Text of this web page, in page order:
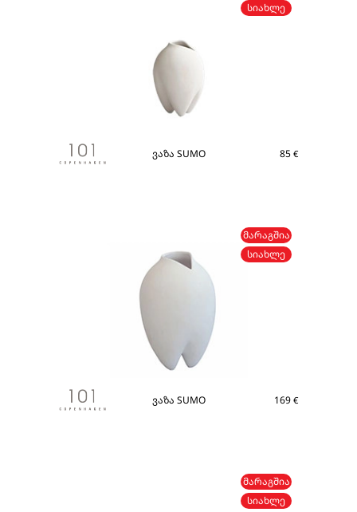
ᲡᲘᲐᲮᲚᲔ
ვაზა SUMO 85 €
ᲛᲐᲠᲐᲒᲨᲘᲐ
ᲡᲘᲐᲮᲚᲔ
ვაზა SUMO 169 €
ᲛᲐᲠᲐᲒᲨᲘᲐ
ᲡᲘᲐᲮᲚᲔ